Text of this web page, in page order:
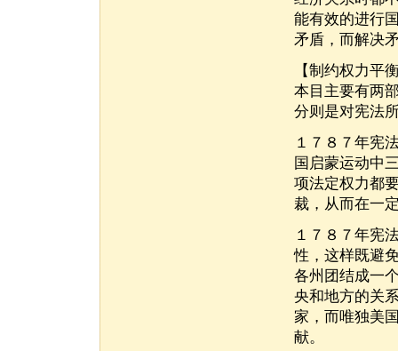
能有效的进行
矛盾，而解决
【制约权力平
本目主要有两
分则是对宪法
１７８７年宪
国启蒙运动中
项法定权力都
裁，从而在一
１７８７年宪
性，这样既避
各州团结成一
央和地方的关
家，而唯独美
献。